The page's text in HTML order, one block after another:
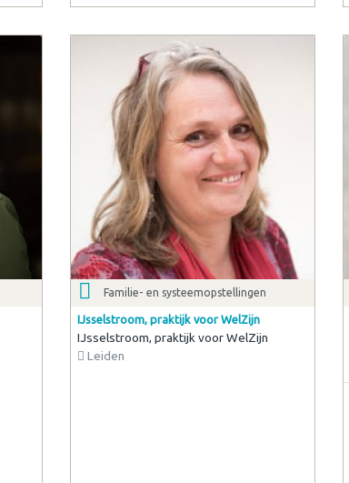
Familie- en systeemopstellingen
IJsselstroom, praktijk voor WelZijn
IJsselstroom, praktijk voor WelZijn
Leiden